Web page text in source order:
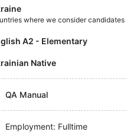
where we consider candidates
A2 - Elementary
Native
QA Manual
Employment: Fulltime